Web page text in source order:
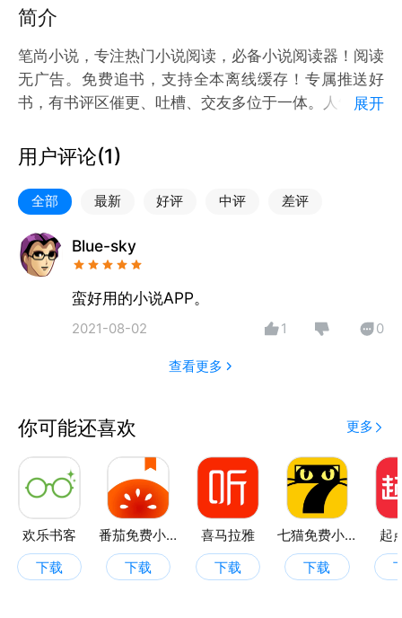
简介
笔尚小说，专注热门小说阅读，必备小说阅读器！阅读
无广告。免费追书，支持全本离线缓存！专属推送好
书，有书评区催更、吐槽、交友多位于一体。人气的网
【签到送券】
满屏书券，签到就送！分享好友，加量放送！
【优质小说】
热门txt小说放肆读。每日更新免费阅读，纵横佳作限
免优惠，总有佳作适合你。
【云书架】
追书大神。小说阅读记录可随时同步至微信阅读！与作
【个性推荐】
懂你的笔尚会为您推荐喜爱的电子书，从此告别书荒，
让你爱不释手。
【联系我们】
服务号：笔尚小说（bsxiaoshuo）
展开
用户评论(1)
全部 最新 好评 中评 差评
Blue-sky
蛮好用的小说APP。
2021-08-02 1 0
查看更多
你可能还喜欢 更多
欢乐书客
下载
番茄免费小说
下载
喜马拉雅
下载
七猫免费小说
下载
起